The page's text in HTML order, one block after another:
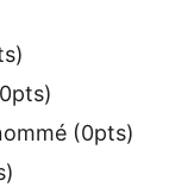
(0pts)